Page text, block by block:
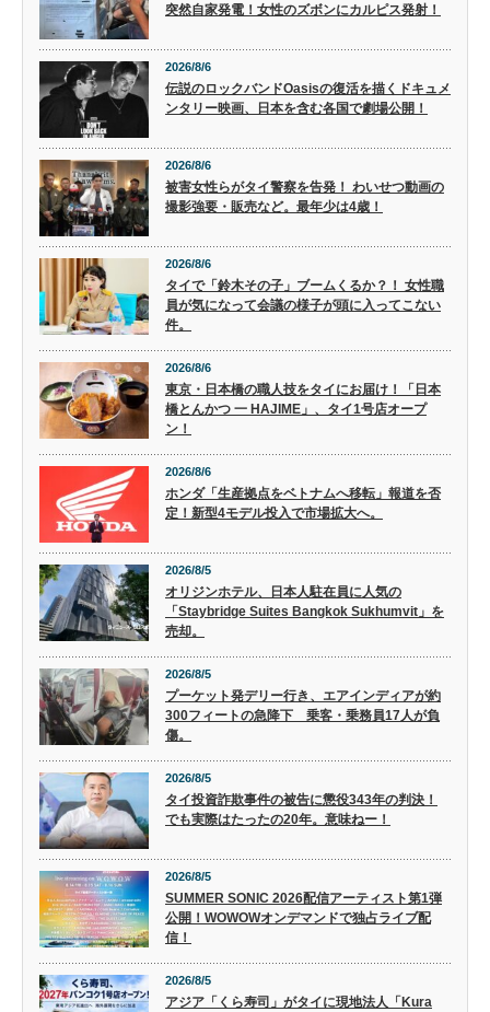
突然自家発電！女性のズボンにカルピス発射！
2026/8/6
伝説のロックバンドOasisの復活を描くドキュメ
ンタリー映画、日本を含む各国で劇場公開！
2026/8/6
被害女性らがタイ警察を告発！ わいせつ動画の
撮影強要・販売など。最年少は4歳！
2026/8/6
タイで「鈴木その子」ブームくるか？！ 女性職
員が気になって会議の様子が頭に入ってこない
件。
2026/8/6
東京・日本橋の職人技をタイにお届け！「日本
橋とんかつ 一 HAJIME」、タイ1号店オープ
ン！
2026/8/6
ホンダ「生産拠点をベトナムへ移転」報道を否
定！新型4モデル投入で市場拡大へ。
2026/8/5
オリジンホテル、日本人駐在員に人気の
「Staybridge Suites Bangkok Sukhumvit」を
売却。
2026/8/5
プーケット発デリー行き、エアインディアが約
300フィートの急降下 乗客・乗務員17人が負
傷。
2026/8/5
タイ投資詐欺事件の被告に懲役343年の判決！
でも実際はたったの20年。意味ねー！
2026/8/5
SUMMER SONIC 2026配信アーティスト第1弾
公開！WOWOWオンデマンドで独占ライブ配
信！
2026/8/5
アジア「くら寿司」がタイに現地法人「Kura